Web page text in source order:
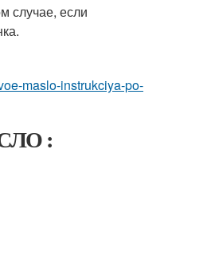
случае, если
maslo-instrukciya-po-
: